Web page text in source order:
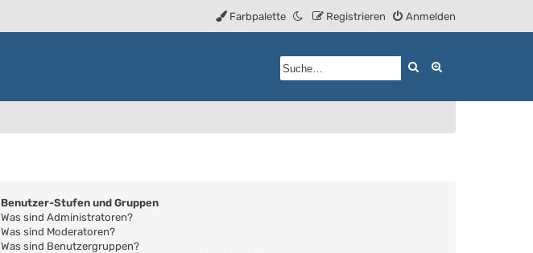
Anmelden
Registrieren
Farbpalette
Suche
Benutzer-Stufen und Gruppen
Was sind Administratoren?
Was sind Moderatoren?
Was sind Benutzergruppen?